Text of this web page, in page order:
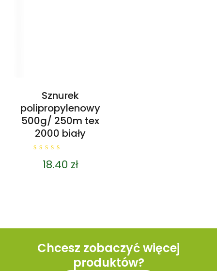
Sznurek
polipropylenowy
500g/ 250m tex
2000 biały
out
18.40 zł
Chcesz zobaczyć więcej
produktów?